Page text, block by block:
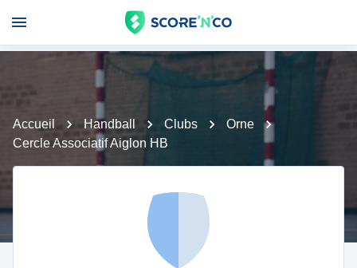
Accueil Handball Clubs
Orne
Cercle Associatif Aiglon HB